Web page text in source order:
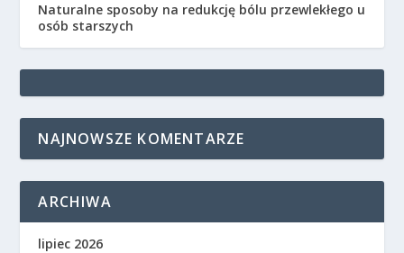
Naturalne sposoby na redukcję bólu przewlekłego u
osób starszych
NAJNOWSZE KOMENTARZE
ARCHIWA
lipiec 2026